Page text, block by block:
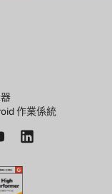
作業係統